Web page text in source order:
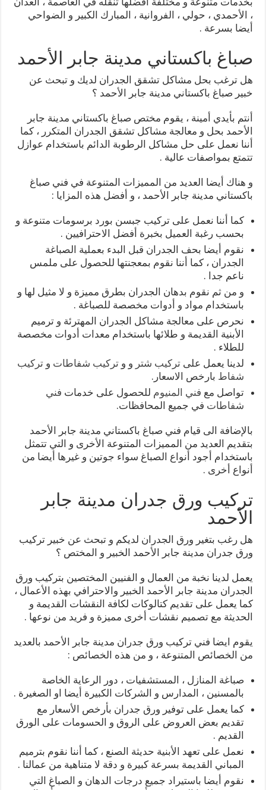
، الأحمدي ، حولي ، الفروانية ، المبارك الكبير و الضواحي
أيضا بسرعة .
صباغ باكستاني مدينة جابر الأحمد
هل ترغب بحل مشاكل تشقق الجدران لديك و تبحث عن
خبير صباغ باكستاني مدينة جابر الأحمد ؟
أنتم بأيدي أمينة ، يقوم مختص صباغ باكستاني مدينة جابر
الأحمد بحل و معالجة مشاكل تشقق الجدران المتكرر ، كما
أننا نعمل على حل مشاكل الرطوبة الدائم باستخدام عوازل
تتمتع بمواصفات عالية .
و هناك أيضا العديد من المميزات المتنوعة في فني صباغ
باكستاني مدينة جابر الأحمد ، و أفضل هذه المزايا :
كما أننا نعمل على تركيب جبسن بورد برسومات متنوعة و
بحسب رغبة العميل بخبرة أفضل الاحترافيين .
نقوم أيضا بحف الجدران قبل البدء بعملية الصباغة
الجدران ، كما أننا نقوم بمعجنتها للحصول على ملمس
ناعم جدا .
و من ثم نقوم بدهان الجدران بطرق مميزة و لا مثيل لها و
باستخدام مواد و أدوات مخصصة للصباغة .
نحرص على معالجة مشاكل الجدران المهترئة و ترميم
الأبنية القديمة و طلائها باستخدام معدات أدوات مخصصة
للطلاء .
لدينا يعمل علىتركيب شتر و وتركيب شفاطات وتركيب
شفاط بارخص الاسعار.
تواصل مع فني المنيوم للحصول على خدمات فني
شفاطات في جميع المحافظات.
بالإضافة الى قيام فني صباغ باكستاني مدينة جابر الأحمد
بتقديم العديد من المميزات المتنوعة الأخرى و التي تتمثل
باستخدام أجود أنواع الصباغ سواء جوتين و غيرها أيضا من
أنواع أخرى .
تركيب ورق جدران مدينة جابر
الأحمد
هل رغب بتغير ورق الجدران لديكم و تبحث عن خبير تركيب
ورق جدران مدينة جابر الأحمد الخبير و المختص ؟
يعمل لدينا نخبة من العمال و الفنيين المختصين بتركيب ورق
الجدران مدينة جابر الأحمد الخبير والاحترافي بهذه الأعمال ،
كما يعمل على تقديم كتالوكات لكافة النقشات القديمة و
الحديثة مع تصميم نقشات أخرى مميزة و فريد من نوعها .
يقوم ايضا فني تركيب ورق جدران مدينة جابر الأحمد بالعديد
من الخصائص المتنوعة ، و من هذه الخصائص :
صباغة المنازل ، المستشفيات ، دور الرعاية الخاصة
بالمسنين ، المدارس و الشركات الكبيرة أيضا او الصغيرة .
كما يعمل على توفير ورق جدران بأرخص الأسعار مع
تقديم بعض العروض على الروق و الحسومات على الورق
القديم .
نعمل على تعهد الأبنية حديثة الصنع ، كما أننا نقوم بترميم
المباني القديمة بسرعة كبيرة و دقة لا متناهية من عمالنا .
نقوم أيضا باستيراد جميع درجات الدهان و الصباغ التي